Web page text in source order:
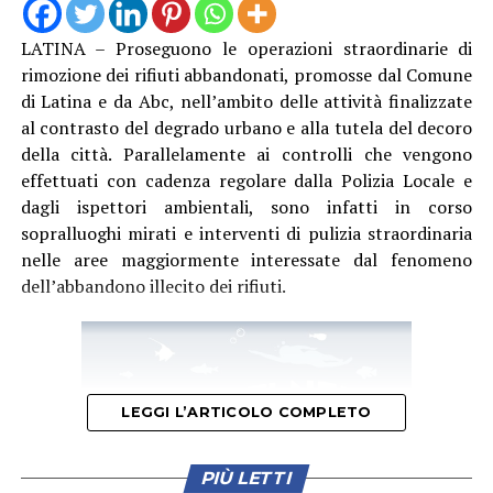
LATINA – Proseguono le operazioni straordinarie di
rimozione dei rifiuti abbandonati, promosse dal Comune
di Latina e da Abc, nell’ambito delle attività finalizzate
al contrasto del degrado urbano e alla tutela del decoro
della città. Parallelamente ai controlli che vengono
effettuati con cadenza regolare dalla Polizia Locale e
dagli ispettori ambientali, sono infatti in corso
sopralluoghi mirati e interventi di pulizia straordinaria
nelle aree maggiormente interessate dal fenomeno
dell’abbandono illecito dei rifiuti.
LEGGI L’ARTICOLO COMPLETO
PIÙ LETTI